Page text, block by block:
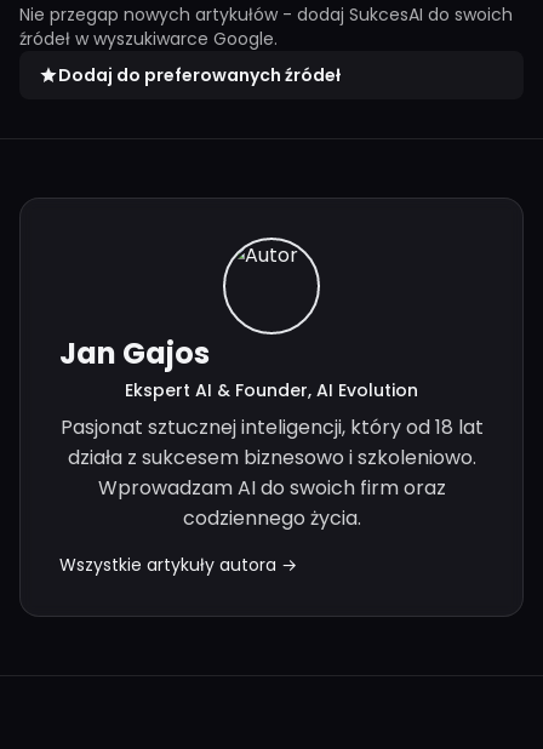
Nie przegap nowych artykułów - dodaj SukcesAI do swoich
źródeł w wyszukiwarce Google.
Dodaj do preferowanych źródeł
Jan Gajos
Ekspert AI & Founder, AI Evolution
Pasjonat sztucznej inteligencji, który od 18 lat
działa z sukcesem biznesowo i szkoleniowo.
Wprowadzam AI do swoich firm oraz
codziennego życia.
Wszystkie artykuły autora →